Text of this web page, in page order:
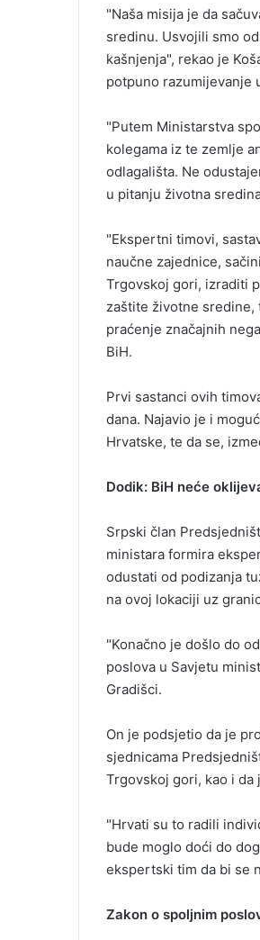
"Naša misija je da
sredinu. Usvojili smo
kašnjenja", rekao je
potpuno razumijevanje
"Putem Ministarstva
kolegama iz te zemlje
odlagališta. Ne
u pitanju životna
"Ekspertni timovi,
naučne zajednice,
Trgovskoj gori, izraditi
zaštite životne sredine,
praćenje značajnih
BiH.
Prvi sastanci ovih
dana. Najavio je i
Hrvatske, te da se,
Dodik: BiH neće
Srpski član
ministara formira
odustati od podizanja
na ovoj lokaciji uz
"Konačno je došlo do
poslova u Savjetu
Gradišci.
On je podsjetio da je
sjednicama
Trgovskoj gori, kao i da
"Hrvati su to radili
bude moglo doći do
ekspertski tim da bi se
Zakon o spoljnim